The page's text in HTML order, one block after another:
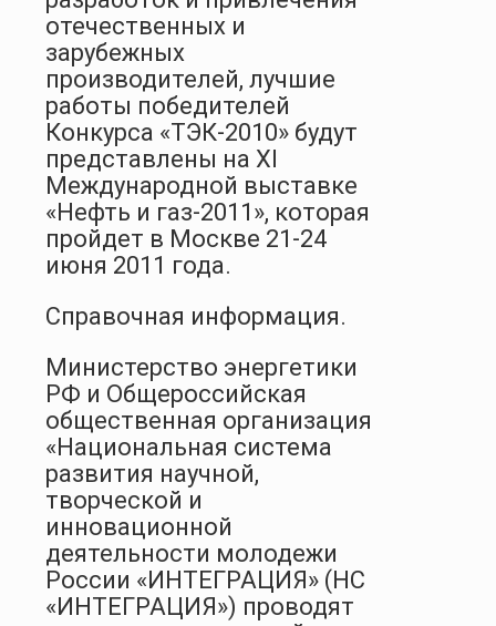
отечественных и
зарубежных
производителей, лучшие
работы победителей
Конкурса «ТЭК-2010» будут
представлены на XI
Международной выставке
«Нефть и газ-2011», которая
пройдет в Москве 21-24
июня 2011 года.
Справочная информация.
Министерство энергетики
РФ и Общероссийская
общественная организация
«Национальная система
развития научной,
творческой и
инновационной
деятельности молодежи
России «ИНТЕГРАЦИЯ» (НС
«ИНТЕГРАЦИЯ») проводят